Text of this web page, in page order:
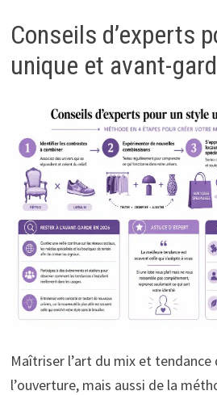
Conseils d’experts
unique et avant-
Maîtriser l’art du mix et tendance
l’ouverture, mais aussi de la